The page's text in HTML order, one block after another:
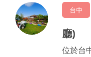
台中
廳)
位於台